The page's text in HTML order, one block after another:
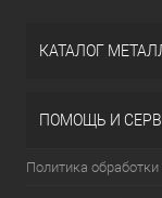
КАТАЛОГ
ПОМОЩЬ И
Политика